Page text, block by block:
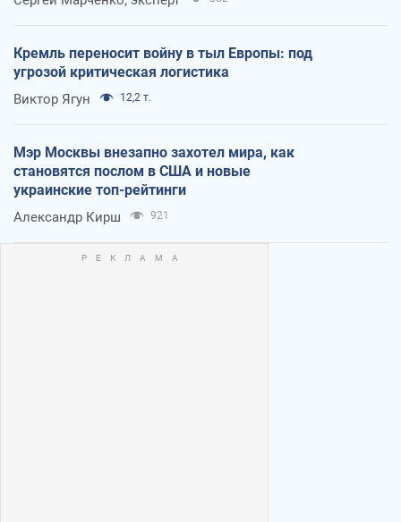
Кремль переносит войну в тыл Европы: под
угрозой критическая логистика
Виктор Ягун 12,2 т.
Мэр Москвы внезапно захотел мира, как
становятся послом в США и новые
украинские топ-рейтинги
Александр Кирш 921